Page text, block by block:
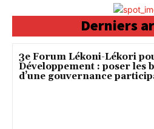
Derniers
3e Forum Lékoni-Lékori
Développement : poser les
d’une gouvernance